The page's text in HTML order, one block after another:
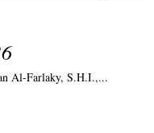
Al-Farlaky, S.H.I.,...